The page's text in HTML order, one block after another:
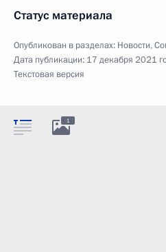
Статус материала
Опубликован в разделах: Новости,
Дата публикации: 17 декабря 2021
Текстовая версия
1